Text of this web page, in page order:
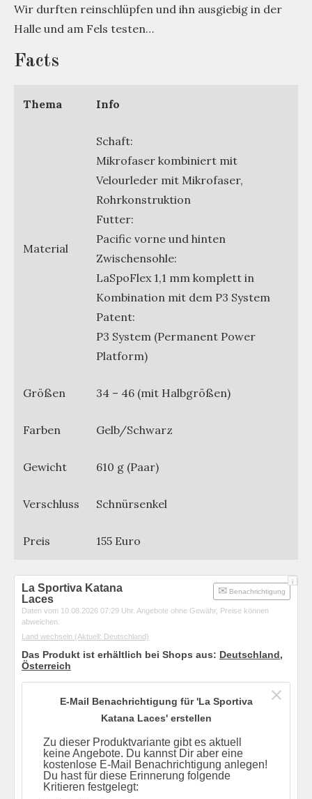
Wir durften reinschlüpfen und ihn ausgiebig in der
Halle und am Fels testen…
Facts
Thema Info
Material
Schaft:
Mikrofaser kombiniert mit
Velourleder mit Mikrofaser,
Rohrkonstruktion
Futter:
Pacific vorne und hinten
Zwischensohle:
LaSpoFlex 1,1 mm komplett in
Kombination mit dem P3 System
Patent:
P3 System (Permanent Power
Platform)
Größen 34 – 46 (mit Halbgrößen)
Farben Gelb/Schwarz
Gewicht 610 g (Paar)
Verschluss Schnürsenkel
Preis 155 Euro
i
La Sportiva Katana
Laces
Benachrichtigung
Daten vom 10.08.2026 07:29 Uhr. Angebote ohne Gewähr, Preise können
abweichen.
Land wechseln (Aktuell: Deutschland)
Das Produkt ist erhältlich bei Shops aus: Deutschland,
Österreich
E-Mail Benachrichtigung für 'La Sportiva
Katana Laces' erstellen
Zu dieser Produktvariante gibt es aktuell
keine Angebote. Du kannst Dir aber eine
kostenlose E-Mail Benachrichtigung anlegen!
Du hast für diese Erinnerung folgende
Kritieren festgelegt: